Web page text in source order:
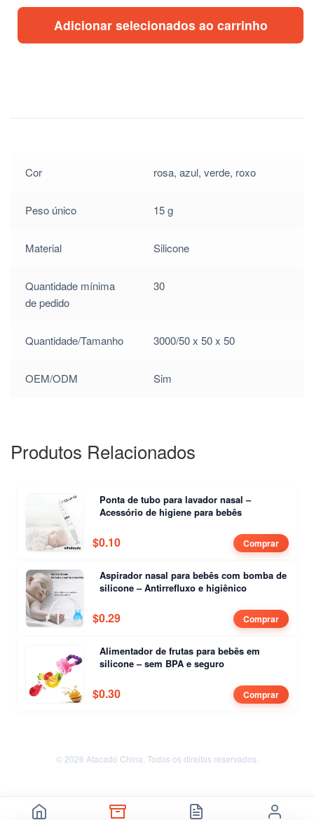
/
$0.47
$0.47
Adicionar selecionados ao carrinho
Cor rosa, azul, verde, roxo
Peso único 15 g
Material Silicone
Quantidade mínima
de pedido
30
Quantidade/Tamanho 3000/50 x 50 x 50
OEM/ODM Sim
Produtos Relacionados
Ponta de tubo para lavador nasal –
Acessório de higiene para bebês
$0.10 Comprar
Aspirador nasal para bebês com bomba de
silicone – Antirrefluxo e higiênico
$0.29 Comprar
Alimentador de frutas para bebês em
silicone – sem BPA e seguro
$0.30 Comprar
© 2026 Atacado China. Todos os direitos reservados.